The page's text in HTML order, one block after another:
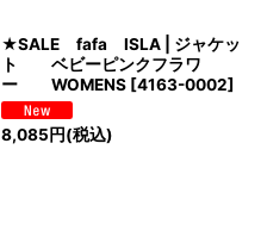
★SALE fafa ISLA | ジャケッ
ト ベビーピンクフラワ
ー WOMENS [4163-0002]
8,085 円(税込)